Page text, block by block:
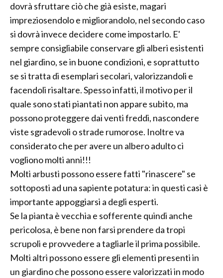
dovrà sfruttare ciò che già esiste, magari
impreziosendolo e migliorandolo, nel secondo caso
si dovrà invece decidere come impostarlo. E'
sempre consigliabile conservare gli alberi esistenti
nel giardino, se in buone condizioni, e soprattutto
se si tratta di esemplari secolari, valorizzandoli e
facendoli risaltare. Spesso infatti, il motivo per il
quale sono stati piantati non appare subito, ma
possono proteggere dai venti freddi, nascondere
viste sgradevoli o strade rumorose. Inoltre va
considerato che per avere un albero adulto ci
vogliono molti anni!!!
Molti arbusti possono essere fatti "rinascere" se
sottoposti ad una sapiente potatura: in questi casi è
importante appoggiarsi a degli esperti.
Se la pianta è vecchia e sofferente quindi anche
pericolosa, è bene non farsi prendere da tropi
scrupoli e provvedere a tagliarle il prima possibile.
Molti altri possono essere gli elementi presenti in
un giardino che possono essere valorizzati in modo